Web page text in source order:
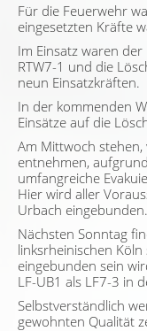
Für die Feuerwehr
eingesetzten Kräfte
Im Einsatz waren
RTW7-1 und die
neun Einsatzkräften.
In der kommenden
Einsätze auf die
Am Mittwoch
entnehmen,
umfangreiche
Hier wird aller
Urbach eingebunden.
Nächsten Sonntag
linksrheinischen
eingebunden sein
LF-UB1 als LF7-3 in
Selbstverständlich
gewohnten Qualität